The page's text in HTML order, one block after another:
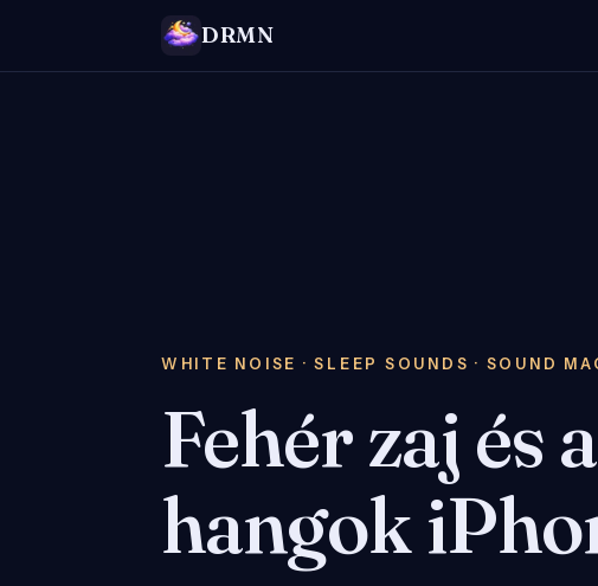
DRMN
WHITE NOISE · SLEEP SOUNDS · SOUND
Fehér zaj és
hangok